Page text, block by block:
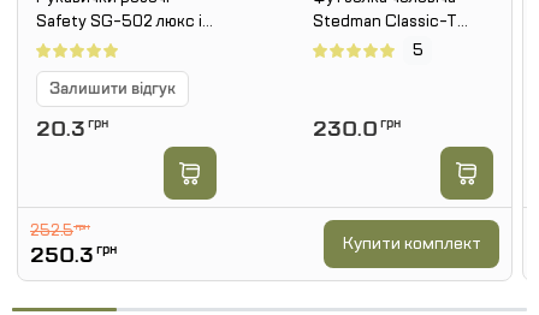
Safety SG-502 люкс із
ПВХ малюнком. Чорний
Залишити відгук
20.3 грн
Stedman Classic-T
бавовна. Олива
5
230.0 грн
252.5грн
250.3 грн Купити комплект